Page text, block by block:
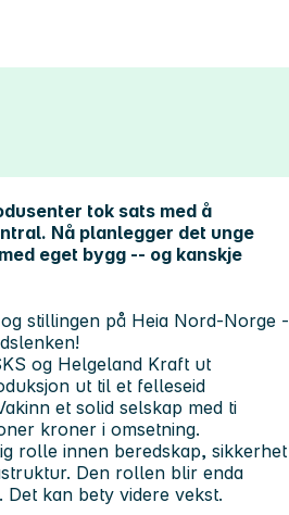
tok sats med å
Nå planlegger det unge
eget bygg -- og kanskje
stillingen på Heia Nord-Norge -
og Helgeland Kraft ut
ut til et felleseid
et solid selskap med ti
kroner i omsetning.
rolle innen beredskap, sikkerhet
Den rollen blir enda
Det kan bety videre vekst.